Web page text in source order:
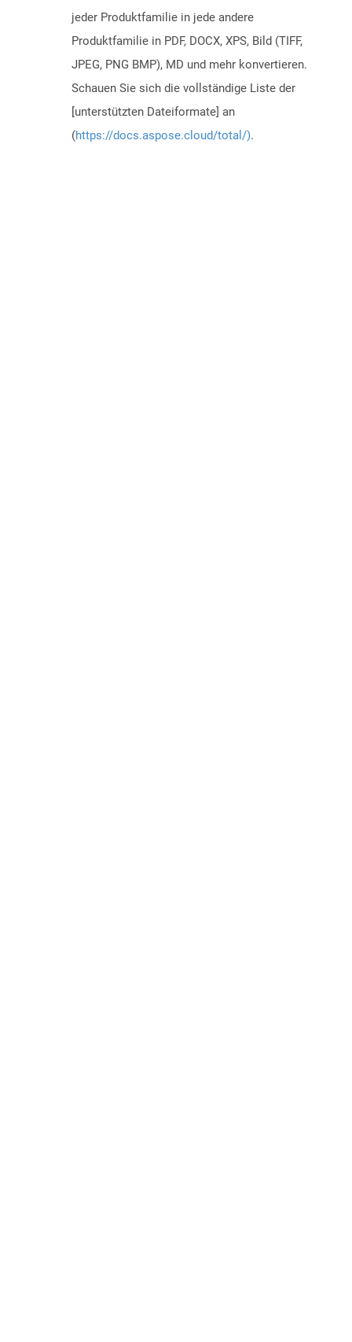
jeder Produktfamilie in jede andere
Produktfamilie in PDF, DOCX, XPS, Bild (TIFF,
JPEG, PNG BMP), MD und mehr konvertieren.
Schauen Sie sich die vollständige Liste der
[unterstützten Dateiformate] an
(https://docs.aspose.cloud/total/).